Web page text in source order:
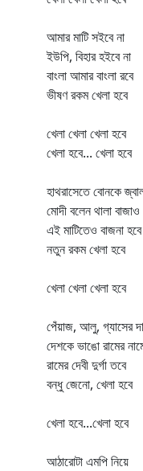
আমার মাটি সইবে না
ইউপি, বিহার হইবে না
বাংলা আমার বাংলা রবে
ভীষণ রকম খেলা হবে
খেলা খেলা খেলা হবে
খেলা হবে... খেলা হবে
হাথরাসেতে বোনকে
মোদী বলেন থালা বাজাও
এই মাটিতেও বাজনা হবে
নতুন রকম খেলা হবে
খেলা খেলা খেলা হবে
পেঁয়াজ, আলু, গ্যাসের
দেশকে ভাঙো রামের
রামের দেবী দুর্গা তবে
বন্ধু জেনো, খেলা হবে
খেলা হবে...খেলা হবে
আঠারোটা এমপি নিয়ে